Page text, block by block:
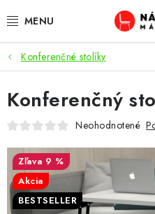
na
VÝPREDAJ
NOVINKY
OBÝVACIA IZBA
KUCHYŇA
SPÁĽŇA
Konferenčné stolíky
Konferenčný
Neohodnotené
9 %
Akcia
BESTSELLER